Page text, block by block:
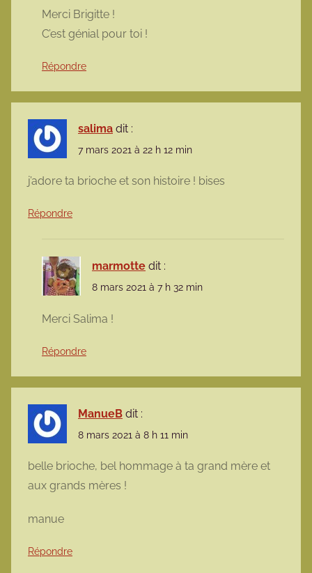
Merci Brigitte !
C’est génial pour toi !
Répondre
salima dit :
7 mars 2021 à 22 h 12 min
j’adore ta brioche et son histoire ! bises
Répondre
marmotte dit :
8 mars 2021 à 7 h 32 min
Merci Salima !
Répondre
ManueB dit :
8 mars 2021 à 8 h 11 min
belle brioche, bel hommage à ta grand mère et
aux grands mères !
manue
Répondre